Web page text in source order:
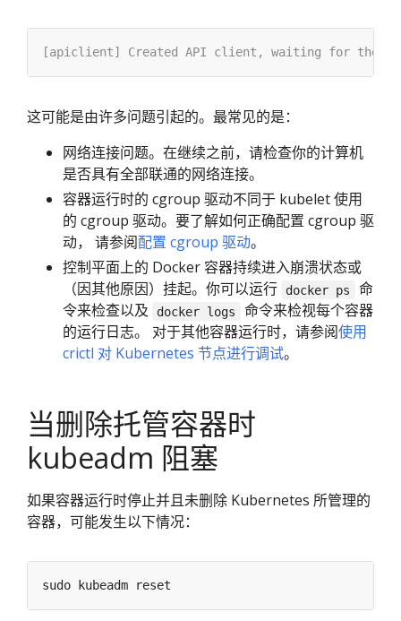
这可能是由许多问题引起的。最常见的是：
网络连接问题。在继续之前，请检查你的计算机
是否具有全部联通的网络连接。
容器运行时的 cgroup 驱动不同于 kubelet 使用
的 cgroup 驱动。要了解如何正确配置 cgroup 驱
动， 请参阅配置 cgroup 驱动。
控制平面上的 Docker 容器持续进入崩溃状态或
（因其他原因）挂起。你可以运行
docker ps
命
令来检查以及
docker logs
命令来检视每个容器
的运行日志。 对于其他容器运行时，请参阅使用
crictl 对 Kubernetes 节点进行调试。
当删除托管容器时
kubeadm 阻塞
如果容器运行时停止并且未删除 Kubernetes 所管理的
容器，可能发生以下情况：